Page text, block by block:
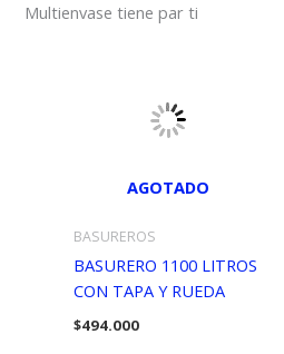
Multienvase tiene par ti
AGOTADO
BASUREROS
BASURERO 1100 LITROS
CON TAPA Y RUEDA
$494.000